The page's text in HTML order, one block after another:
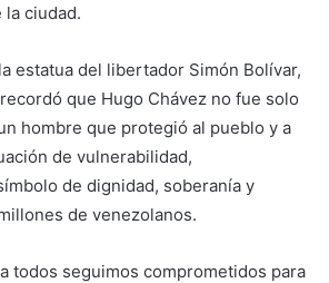
ciudad.
estatua del libertador Simón Bolívar,
que Hugo Chávez no fue solo
hombre que protegió al pueblo y a
de vulnerabilidad,
de dignidad, soberanía y
de venezolanos.
todos seguimos comprometidos para